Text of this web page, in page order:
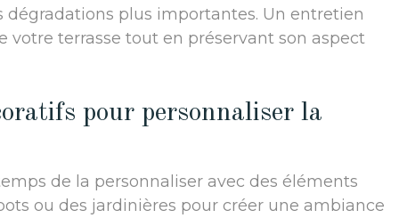
plus importantes. Un entretien
votre terrasse tout en préservant son aspect
pour personnaliser la
de la personnaliser avec des éléments
ou des jardinières pour créer une ambiance